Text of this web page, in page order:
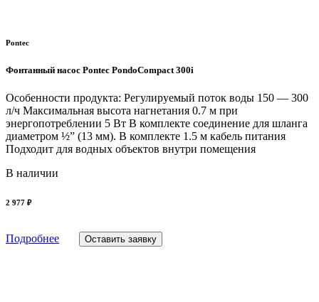
Pontec
Фонтанный насос Pontec PondoCompact 300i
Особенности продукта: Регулируемый поток воды 150 — 300
л/ч Максимальная высота нагнетания 0.7 м при
энергопотреблении 5 Вт В комплекте соединение для шланга
диаметром ½” (13 мм). В комплекте 1.5 м кабель питания
Подходит для водных объектов внутри помещения
В наличии
2 977 ₽
Подробнее Оставить заявку